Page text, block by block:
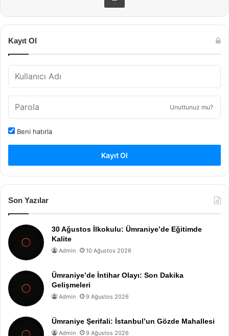
Kayıt Ol
Unuttunuz mu?
Beni hatırla
Kayıt Ol
Son Yazılar
30 Ağustos İlkokulu: Ümraniye’de Eğitimde
Kalite
Admin 10 Ağustos 2026
Ümraniye’de İntihar Olayı: Son Dakika
Gelişmeleri
Admin 9 Ağustos 2026
Ümraniye Şerifali: İstanbul’un Gözde Mahallesi
Admin 9 Ağustos 2026